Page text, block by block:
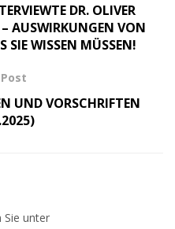
DR. OLIVER
AUSWIRKUNGEN VON
SIE WISSEN MÜSSEN!
UND VORSCHRIFTEN
Sie unter